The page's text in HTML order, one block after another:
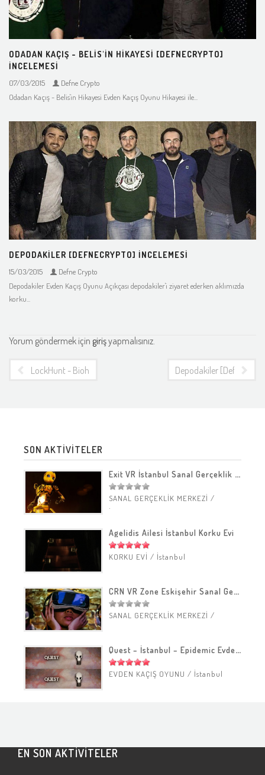
ODADAN KAÇIŞ - BELIS'IN HIKAYESI [DEFNECRYPTO]
İNCELEMESI
07/03/2015
Defne Crypto
Odadan Kaçış - Belis'in Hikayesi Evden Kaçış Oyunu Hikayesi ile...
DEPODAKILER [DEFNECRYPTO] İNCELEMESI
15/03/2015
Defne Crypto
Depodakiler Evden Kaçış Oyunu Açıkçası depodakiler'i ziyaret ederken aklımızda
korku...
Yorum göndermek için girişyapmalısınız.
LockHunt - Biohazard [Defnecrypto] İncelemesi
Depodakiler
SON AKTİVİTELER
Exit VR İstanbul Sanal Gerçeklik Merkezi
SANAL GERÇEKLİK MERKEZİ /
Agelidis Ailesi İstanbul Korku Evi
KORKU EVİ / İstanbul
CRN VR Zone Eskişehir Sanal Gerçeklik Merkezi
SANAL GERÇEKLİK MERKEZİ /
Quest – İstanbul – Epidemic Evden Kaçış Oyunu
EVDEN KAÇIŞ OYUNU / İstanbul
EN SON AKTİVİTELER